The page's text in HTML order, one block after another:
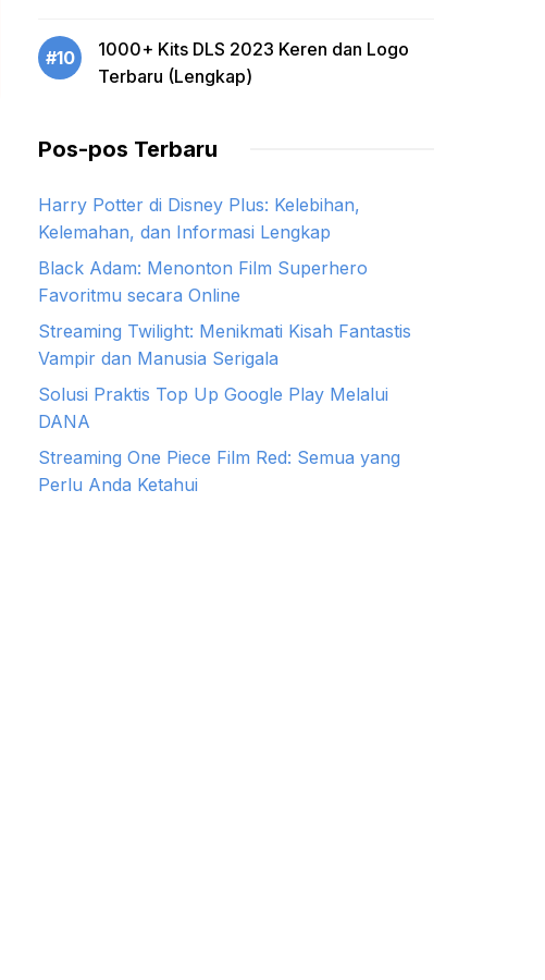
#10
1000+ Kits DLS 2023 Keren dan Logo
Terbaru (Lengkap)
Pos-pos Terbaru
Harry Potter di Disney Plus: Kelebihan,
Kelemahan, dan Informasi Lengkap
Black Adam: Menonton Film Superhero
Favoritmu secara Online
Streaming Twilight: Menikmati Kisah Fantastis
Vampir dan Manusia Serigala
Solusi Praktis Top Up Google Play Melalui
DANA
Streaming One Piece Film Red: Semua yang
Perlu Anda Ketahui